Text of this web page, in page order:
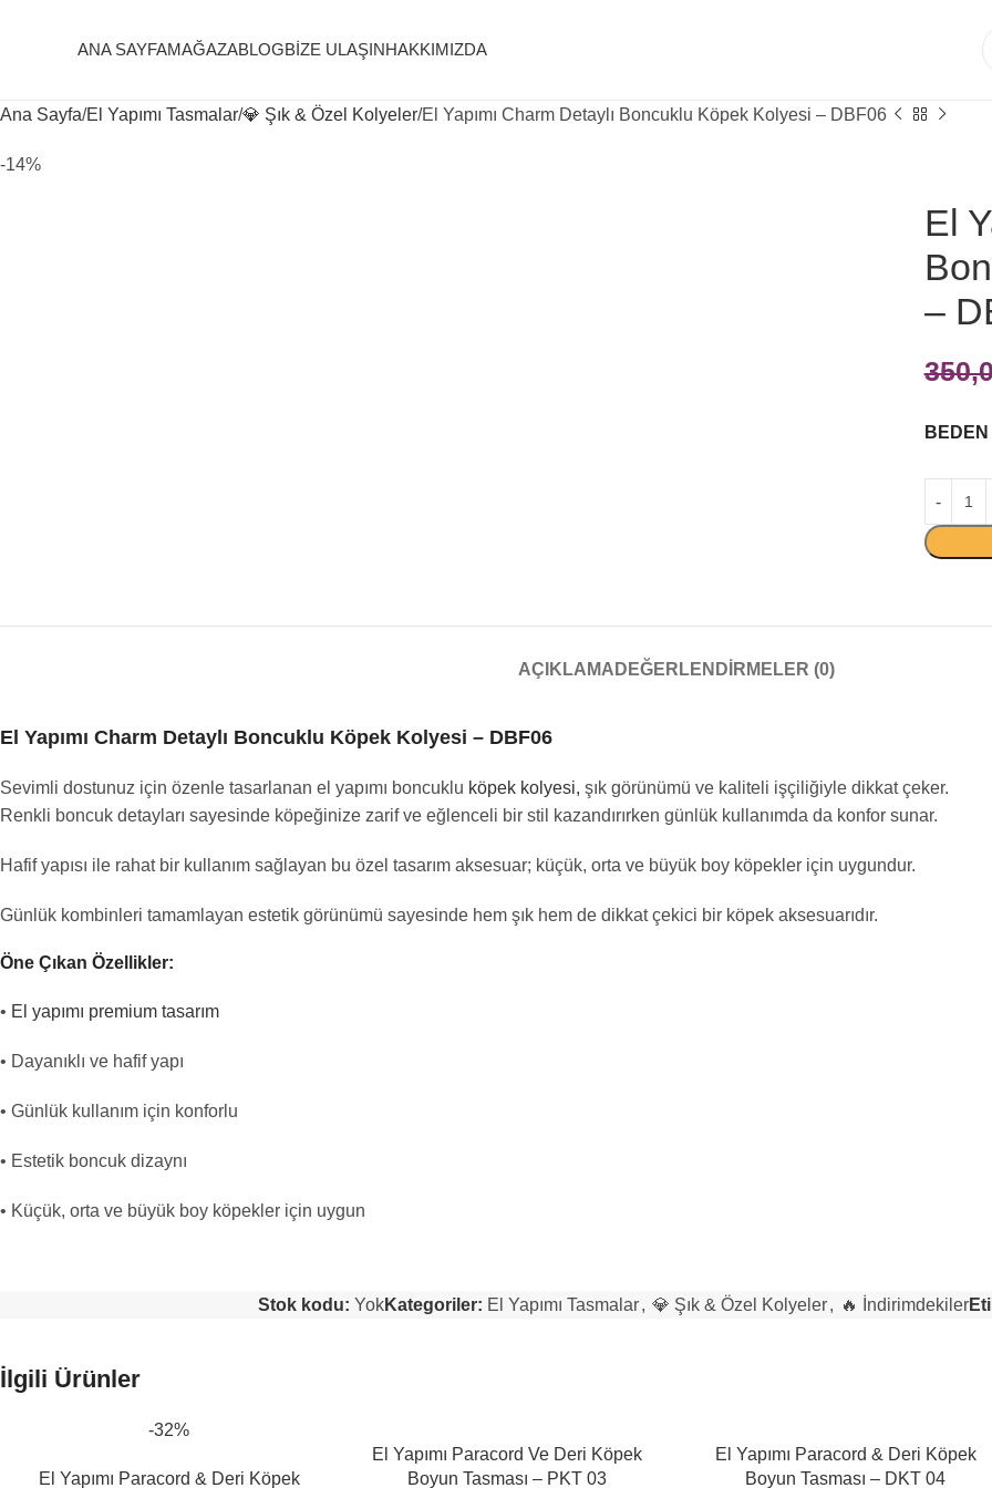
ANA SAYFAMAĞAZABLOGBIZE ULAŞINHAKKIMIZDA
Ana Sayfa El Yapımı Tasmalar 💎 Şık & Özel Kolyeler El Yapımı Charm Detaylı Boncuklu Köpek Kolyesi – DBF06
-14%
El
–
BEDEN
AÇIKLAMA DEĞERLENDIRMELER (0)
El Yapımı Charm Detaylı Boncuklu Köpek Kolyesi – DBF06
Sevimli dostunuz için özenle tasarlanan el yapımı boncuklu köpek kolyesi, şık görünümü ve kaliteli işçiliğiyle dikkat çeker.
Renkli boncuk detayları sayesinde köpeğinize zarif ve eğlenceli bir stil kazandırırken günlük kullanımda da konfor sunar.
Hafif yapısı ile rahat bir kullanım sağlayan bu özel tasarım aksesuar; küçük, orta ve büyük boy köpekler için uygundur.
Günlük kombinleri tamamlayan estetik görünümü sayesinde hem şık hem de dikkat çekici bir köpek aksesuarıdır.
Öne Çıkan Özellikler:
• El yapımı premium tasarım
• Dayanıklı ve hafif yapı
• Günlük kullanım için konforlu
• Estetik boncuk dizaynı
• Küçük, orta ve büyük boy köpekler için uygun
Stok kodu: YokKategoriler: El Yapımı Tasmalar, 💎 Şık & Özel Kolyeler, 🔥 İndirimdekiler
İlgili Ürünler
-32%
El Yapımı Paracord & Deri Köpek
El Yapımı Paracord Ve Deri Köpek
Boyun Tasması – PKT 03
El Yapımı Paracord & Deri Köpek
Boyun Tasması – DKT 04